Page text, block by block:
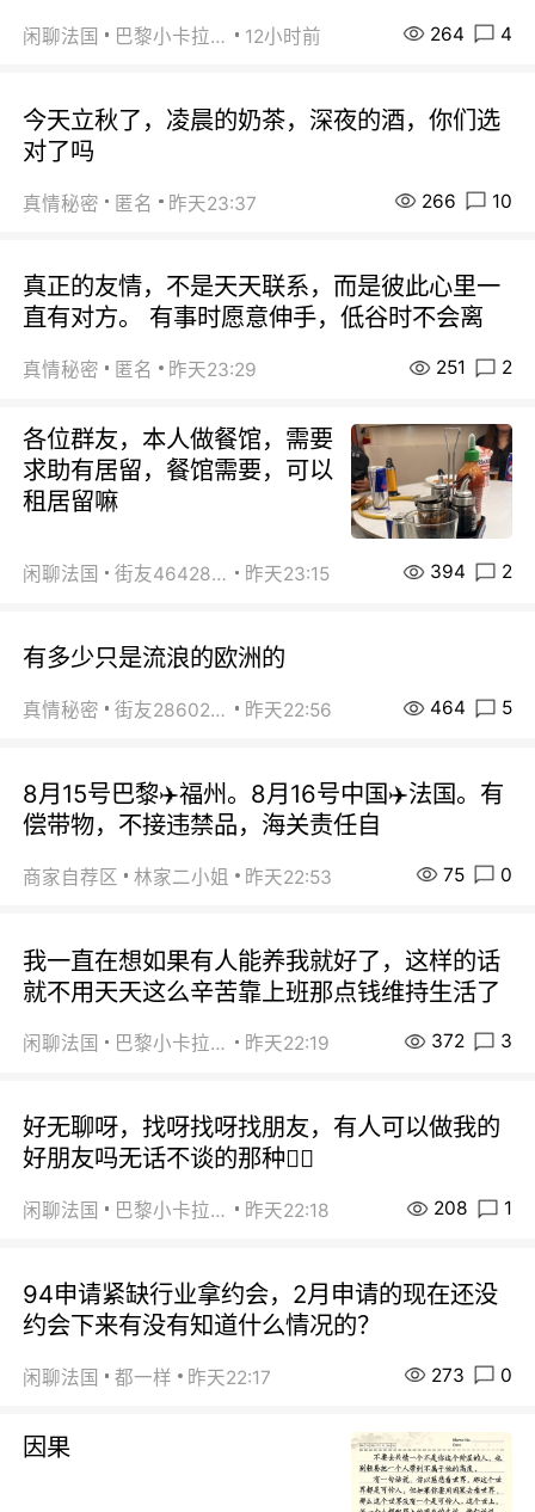
闲聊法国 巴黎小卡拉咪 12小时前 264 4
今天立秋了，凌晨的奶茶，深夜的酒，你们选
对了吗
真情秘密 匿名 昨天23:37 266 10
真正的友情，不是天天联系，而是彼此心里一
直有对方。 有事时愿意伸手，低谷时不会离
真情秘密 匿名 昨天23:29 251 2
各位群友，本人做餐馆，需要
求助有居留，餐馆需要，可以
租居留嘛
闲聊法国 街友46428878 昨天23:15 394 2
有多少只是流浪的欧洲的
真情秘密 街友28602925 昨天22:56 464 5
8月15号巴黎✈️福州。8月16号中国✈️法国。有
偿带物，不接违禁品，海关责任自
商家自荐区 林家二小姐 昨天22:53 75 0
我一直在想如果有人能养我就好了，这样的话
就不用天天这么辛苦靠上班那点钱维持生活了
闲聊法国 巴黎小卡拉咪 昨天22:19 372 3
好无聊呀，找呀找呀找朋友，有人可以做我的
好朋友吗无话不谈的那种😮‍💨
闲聊法国 巴黎小卡拉咪 昨天22:18 208 1
94申请紧缺行业拿约会，2月申请的现在还没
约会下来有没有知道什么情况的？
闲聊法国 都一样 昨天22:17 273 0
因果